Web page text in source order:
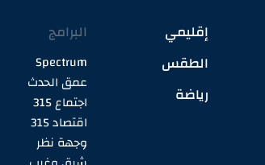
إقليمي
الطقس
رياضة
البرامج
Spectrum
عمق الحدث
اجتماع 315
اقتصاد 315
وجهة نظر